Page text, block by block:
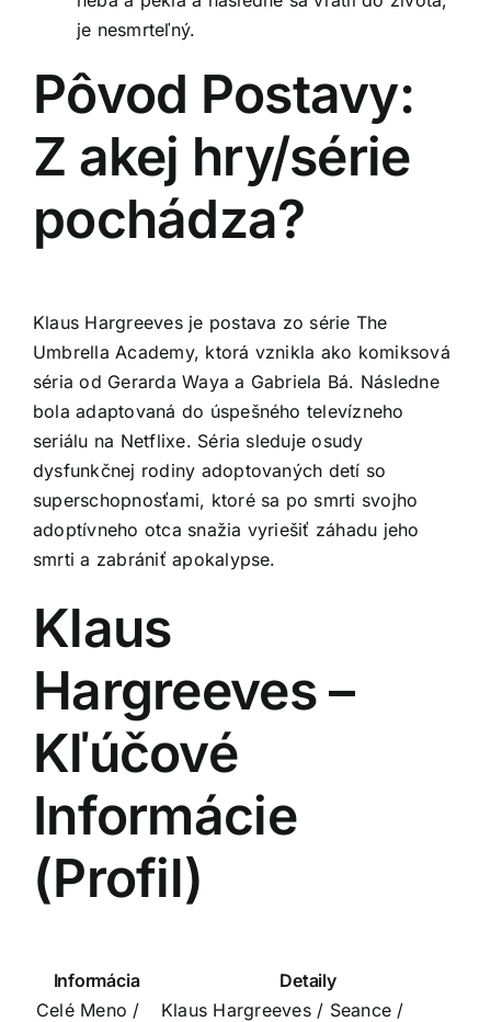
je nesmrteľný.
Pôvod Postavy:
Z akej hry/série
pochádza?
Klaus Hargreeves je postava zo série The
Umbrella Academy, ktorá vznikla ako komiksová
séria od Gerarda Waya a Gabriela Bá. Následne
bola adaptovaná do úspešného televízneho
seriálu na Netflixe. Séria sleduje osudy
dysfunkčnej rodiny adoptovaných detí so
superschopnosťami, ktoré sa po smrti svojho
adoptívneho otca snažia vyriešiť záhadu jeho
smrti a zabrániť apokalypse.
Klaus
Hargreeves –
Kľúčové
Informácie
(Profil)
Informácia
Detaily
Celé Meno /
Klaus Hargreeves / Seance /